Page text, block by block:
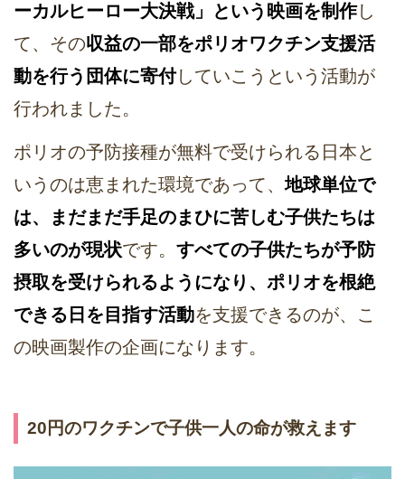
ーカルヒーロー大決戦」という映画を制作し
て、その収益の一部をポリオワクチン支援活
動を行う団体に寄付していこうという活動が
行われました。
ポリオの予防接種が無料で受けられる日本と
いうのは恵まれた環境であって、地球単位で
は、まだまだ手足のまひに苦しむ子供たちは
多いのが現状です。 すべての子供たちが予防
摂取を受けられるようになり、ポリオを根絶
できる日を目指す活動を支援できるのが、こ
の映画製作の企画になります。
20円のワクチンで子供一人の命が救えます